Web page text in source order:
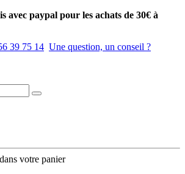
avec paypal pour les achats de 30€ à
39 75 14 Une question, un conseil ?
votre panier